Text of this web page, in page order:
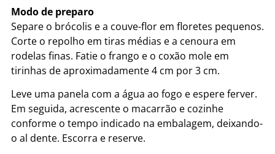
Modo de preparo
Separe o brócolis e a couve-flor em floretes pequenos.
Corte o repolho em tiras médias e a cenoura em
rodelas finas. Fatie o frango e o coxão mole em
tirinhas de aproximadamente 4 cm por 3 cm.
Leve uma panela com a água ao fogo e espere ferver.
Em seguida, acrescente o macarrão e cozinhe
conforme o tempo indicado na embalagem, deixando-
o al dente. Escorra e reserve.